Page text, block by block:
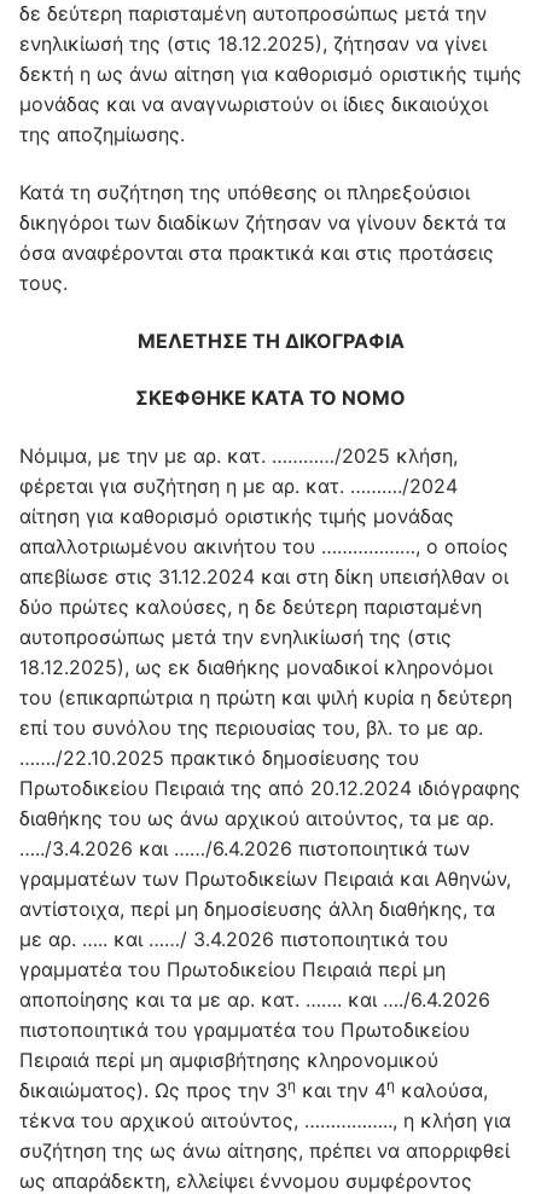
δε δεύτερη παρισταμένη αυτοπροσώπως μετά την
ενηλικίωσή της (στις 18.12.2025), ζήτησαν να γίνει
δεκτή η ως άνω αίτηση για καθορισμό οριστικής τιμής
μονάδας και να αναγνωριστούν οι ίδιες δικαιούχοι
της αποζημίωσης.
Κατά τη συζήτηση της υπόθεσης οι πληρεξούσιοι
δικηγόροι των διαδίκων ζήτησαν να γίνουν δεκτά τα
όσα αναφέρονται στα πρακτικά και στις προτάσεις
τους.
ΜΕΛΕΤΗΣΕ ΤΗ ΔΙΚΟΓΡΑΦΙΑ
ΣΚΕΦΘΗΚΕ ΚΑΤΑ ΤΟ NOMO
Νόμιμα, με την με αρ. κατ. …………/2025 κλήση,
φέρεται για συζήτηση η με αρ. κατ. ………./2024
αίτηση για καθορισμό οριστικής τιμής μονάδας
απαλλοτριωμένου ακινήτου του ………………, ο οποίος
απεβίωσε στις 31.12.2024 και στη δίκη υπεισήλθαν οι
δύο πρώτες καλούσες, η δε δεύτερη παρισταμένη
αυτοπροσώπως μετά την ενηλικίωσή της (στις
18.12.2025), ως εκ διαθήκης μοναδικοί κληρονόμοι
του (επικαρπώτρια η πρώτη και ψιλή κυρία η δεύτερη
επί του συνόλου της περιουσίας του, βλ. το με αρ.
……./22.10.2025 πρακτικό δημοσίευσης του
Πρωτοδικείου Πειραιά της από 20.12.2024 ιδιόγραφης
διαθήκης του ως άνω αρχικού αιτούντος, τα με αρ.
…../3.4.2026 και ……/6.4.2026 πιστοποιητικά των
γραμματέων των Πρωτοδικείων Πειραιά και Αθηνών,
αντίστοιχα, περί μη δημοσίευσης άλλη διαθήκης, τα
με αρ. ….. και ……/ 3.4.2026 πιστοποιητικά του
γραμματέα του Πρωτοδικείου Πειραιά περί μη
αποποίησης και τα με αρ. κατ. ……. και …./6.4.2026
πιστοποιητικά του γραμματέα του Πρωτοδικείου
Πειραιά περί μη αμφισβήτησης κληρονομικού
δικαιώματος). Ως προς την 3η και την 4η καλούσα,
τέκνα του αρχικού αιτούντος, …………….., η κλήση για
συζήτηση της ως άνω αίτησης, πρέπει να απορριφθεί
ως απαράδεκτη, ελλείψει έννομου συμφέροντος